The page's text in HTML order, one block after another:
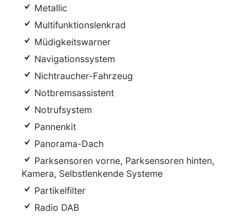
Metallic
Multifunktionslenkrad
Müdigkeitswarner
Navigationssystem
Nichtraucher-Fahrzeug
Notbremsassistent
Notrufsystem
Pannenkit
Panorama-Dach
Parksensoren vorne, Parksensoren hinten,
Kamera, Selbstlenkende Systeme
Partikelfilter
Radio DAB